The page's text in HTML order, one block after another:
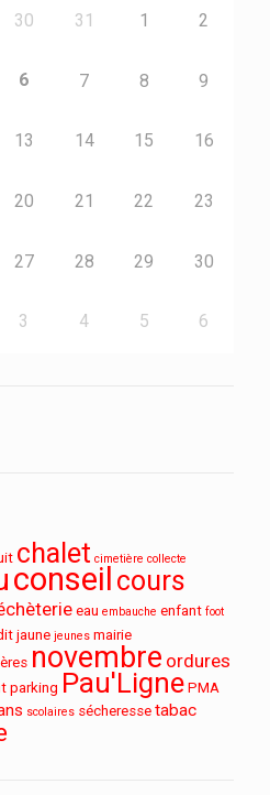
30 31 1 2
6 7 8 9
13 14 15 16
20 21 22 23
27 28 29 30
3 4 5 6
chalet cimetière collecte
conseil cours
eau embauche enfant foot
jaune jeunes mairie
novembre ordures
parking Pau'Ligne PMA
scolaires sécheresse tabac